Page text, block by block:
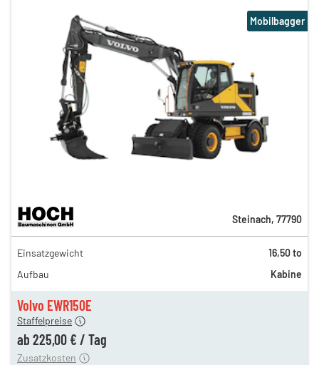
Volvo EWR150E
389,00 €
324,00 €
270,00 €
Staffelpreise
ab 225,00 € / Tag
12,00 €
Zusatzkosten
Mobilbagger
Steinach, 77790
Einsatzgewicht
16,50 to
Aufbau
Kabine